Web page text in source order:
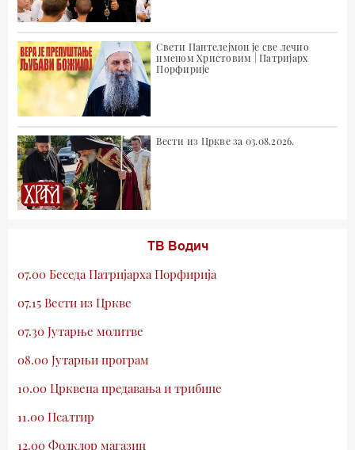
Свети Пантелејмон је све лечио
именом Христовим | Патријарх
Порфирије
Вести из Цркве за 03.08.2026.
ТВ Водич
07.00 Беседа Патријарха Порфирија
07.15 Вести из Цркве
07.30 Јутарње молитве
08.00 Јутарњи програм
10.00 Црквена предавања и трибине
11.00 Псалтир
12.00 Фолклор магазин